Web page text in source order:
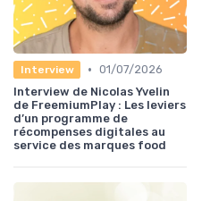
Interview • 01/07/2026
Interview de Nicolas Yvelin
de FreemiumPlay : Les leviers
d’un programme de
récompenses digitales au
service des marques food